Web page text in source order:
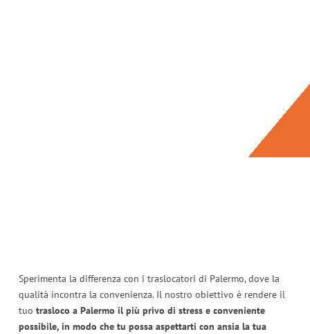
Sperimenta la differenza con i traslocatori di Palermo, dove la
qualità incontra la convenienza. Il nostro obiettivo è rendere il
tuo trasloco a Palermo il più privo di stress e conveniente
possibile, in modo che tu possa aspettarti con ansia la tua